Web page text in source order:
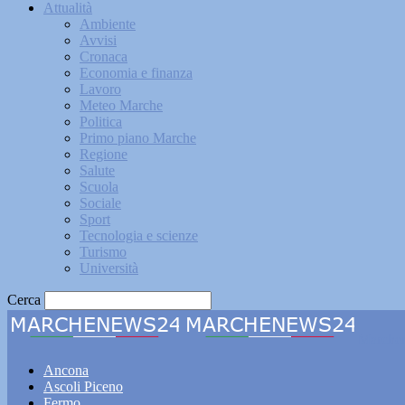
Attualità
Ambiente
Avvisi
Cronaca
Economia e finanza
Lavoro
Meteo Marche
Politica
Primo piano Marche
Regione
Salute
Scuola
Sociale
Sport
Tecnologia e scienze
Turismo
Università
Cerca
Ancona
Ascoli Piceno